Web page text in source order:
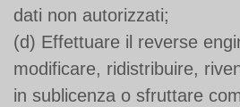
dati non autorizzati;
(d) Effettuare il reverse
modificare, ridistribuire,
in sublicenza o sfruttare